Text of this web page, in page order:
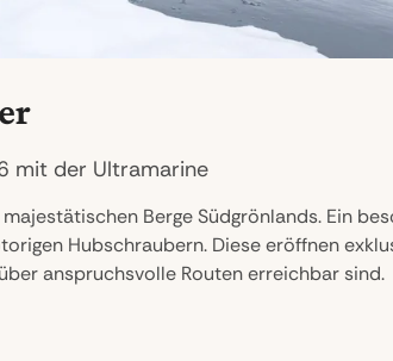
mit der Ultramarine
Berge Südgrönlands. Ein
Hubschraubern. Diese eröffnen
anspruchsvolle Routen erreichbar sind.